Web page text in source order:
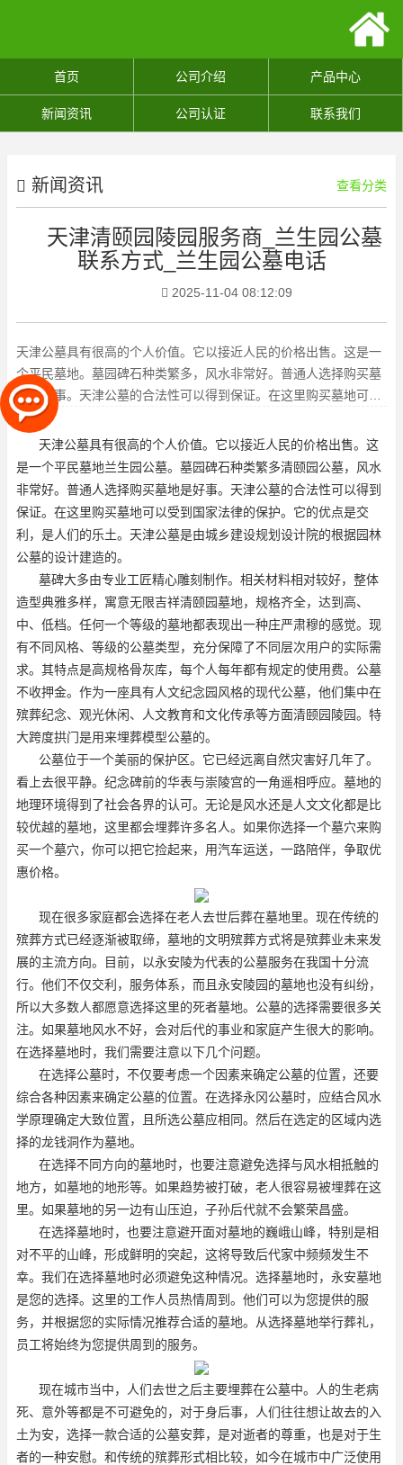
首页 公司介绍 产品中心
新闻资讯 公司认证 联系我们
新闻资讯 查看分类
天津清颐园陵园服务商_兰生园公墓
联系方式_兰生园公墓电话
2025-11-04 08:12:09
天津公墓具有很高的个人价值。它以接近人民的价格出售。这是一
个平民墓地。墓园碑石种类繁多，风水非常好。普通人选择购买墓
地是好事。天津公墓的合法性可以得到保证。在这里购买墓地可以
受到国家法律的保护。它的优
天津公墓具有很高的个人价值。它以接近人民的价格出售。这
是一个平民墓地兰生园公墓。墓园碑石种类繁多清颐园公墓，风水
非常好。普通人选择购买墓地是好事。天津公墓的合法性可以得到
保证。在这里购买墓地可以受到国家法律的保护。它的优点是交
利，是人们的乐土。天津公墓是由城乡建设规划设计院的根据园林
公墓的设计建造的。
墓碑大多由专业工匠精心雕刻制作。相关材料相对较好，整体
造型典雅多样，寓意无限吉祥清颐园墓地，规格齐全，达到高、
中、低档。任何一个等级的墓地都表现出一种庄严肃穆的感觉。现
有不同风格、等级的公墓类型，充分保障了不同层次用户的实际需
求。其特点是高规格骨灰库，每个人每年都有规定的使用费。公墓
不收押金。作为一座具有人文纪念园风格的现代公墓，他们集中在
殡葬纪念、观光休闲、人文教育和文化传承等方面清颐园陵园。特
大跨度拱门是用来埋葬模型公墓的。
公墓位于一个美丽的保护区。它已经远离自然灾害好几年了。
看上去很平静。纪念碑前的华表与崇陵宫的一角遥相呼应。墓地的
地理环境得到了社会各界的认可。无论是风水还是人文文化都是比
较优越的墓地，这里都会埋葬许多名人。如果你选择一个墓穴来购
买一个墓穴，你可以把它捡起来，用汽车运送，一路陪伴，争取优
惠价格。
现在很多家庭都会选择在老人去世后葬在墓地里。现在传统的
殡葬方式已经逐渐被取缔，墓地的文明殡葬方式将是殡葬业未来发
展的主流方向。目前，以永安陵为代表的公墓服务在我国十分流
行。他们不仅交利，服务体系，而且永安陵园的墓地也没有纠纷，
所以大多数人都愿意选择这里的死者墓地。公墓的选择需要很多关
注。如果墓地风水不好，会对后代的事业和家庭产生很大的影响。
在选择墓地时，我们需要注意以下几个问题。
在选择公墓时，不仅要考虑一个因素来确定公墓的位置，还要
综合各种因素来确定公墓的位置。在选择永冈公墓时，应结合风水
学原理确定大致位置，且所选公墓应相同。然后在选定的区域内选
择的龙钱洞作为墓地。
在选择不同方向的墓地时，也要注意避免选择与风水相抵触的
地方，如墓地的地形等。如果趋势被打破，老人很容易被埋葬在这
里。如果墓地的另一边有山压迫，子孙后代就不会繁荣昌盛。
在选择墓地时，也要注意避开面对墓地的巍峨山峰，特别是相
对不平的山峰，形成鲜明的突起，这将导致后代家中频频发生不
幸。我们在选择墓地时必须避免这种情况。选择墓地时，永安墓地
是您的选择。这里的工作人员热情周到。他们可以为您提供的服
务，并根据您的实际情况推荐合适的墓地。从选择墓地举行葬礼，
员工将始终为您提供周到的服务。
现在城市当中，人们去世之后主要埋葬在公墓中。人的生老病
死、意外等都是不可避免的，对于身后事，人们往往想让故去的入
土为安，选择一款合适的公墓安葬，是对逝者的尊重，也是对于生
者的一种安慰。和传统的殡葬形式相比较，如今在城市中广泛使用